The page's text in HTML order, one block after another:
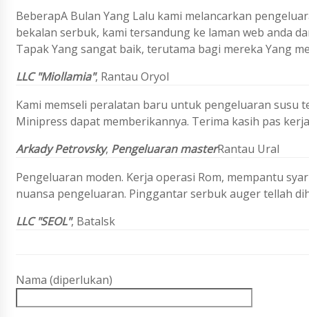
BeberapA Bulan Yang Lalu kami melancarkan
bekalan serbuk, kami tersandung ke laman web anda
Tapak Yang sangat baik, terutama bagi mereka Yang
LLC "Miollamia", Rantau Oryol
Kami memseli peralatan baru untuk pengeluaran susu
Minipress dapat memberikannya. Terima kasih pas
Arkady Petrovsky, Pengeluaran masterRantau Ural
Pengeluaran moden. Kerja operasi Rom, mempantu
nuansa pengeluaran. Pinggantar serbuk auger tellah
LLC "SEOL", Batalsk
Nama (diperlukan)